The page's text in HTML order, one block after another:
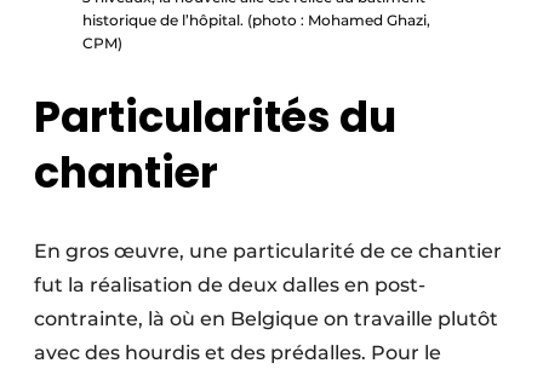
historique de l’hôpital. (photo : Mohamed Ghazi,
CPM)
Particularités du
chantier
En gros œuvre, une particularité de ce chantier
fut la réalisation de deux dalles en post-
contrainte, là où en Belgique on travaille plutôt
avec des hourdis et des prédalles. Pour le